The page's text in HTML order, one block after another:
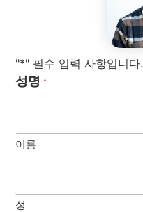
"*" 필수 입력 사항입니다.
성명 *
이름
성